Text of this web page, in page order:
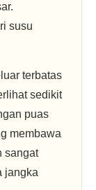
susu
terbatas
sedikit
puas
membawa
sangat
jangka